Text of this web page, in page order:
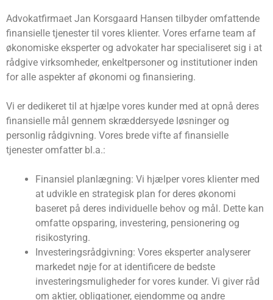
Advokatfirmaet Jan Korsgaard Hansen tilbyder omfattende
finansielle tjenester til vores klienter. Vores erfarne team af
økonomiske eksperter og advokater har specialiseret sig i at
rådgive virksomheder, enkeltpersoner og institutioner inden
for alle aspekter af økonomi og finansiering.
Vi er dedikeret til at hjælpe vores kunder med at opnå deres
finansielle mål gennem skræddersyede løsninger og
personlig rådgivning. Vores brede vifte af finansielle
tjenester omfatter bl.a.:
Finansiel planlægning: Vi hjælper vores klienter med
at udvikle en strategisk plan for deres økonomi
baseret på deres individuelle behov og mål. Dette kan
omfatte opsparing, investering, pensionering og
risikostyring.
Investeringsrådgivning: Vores eksperter analyserer
markedet nøje for at identificere de bedste
investeringsmuligheder for vores kunder. Vi giver råd
om aktier, obligationer, ejendomme og andre